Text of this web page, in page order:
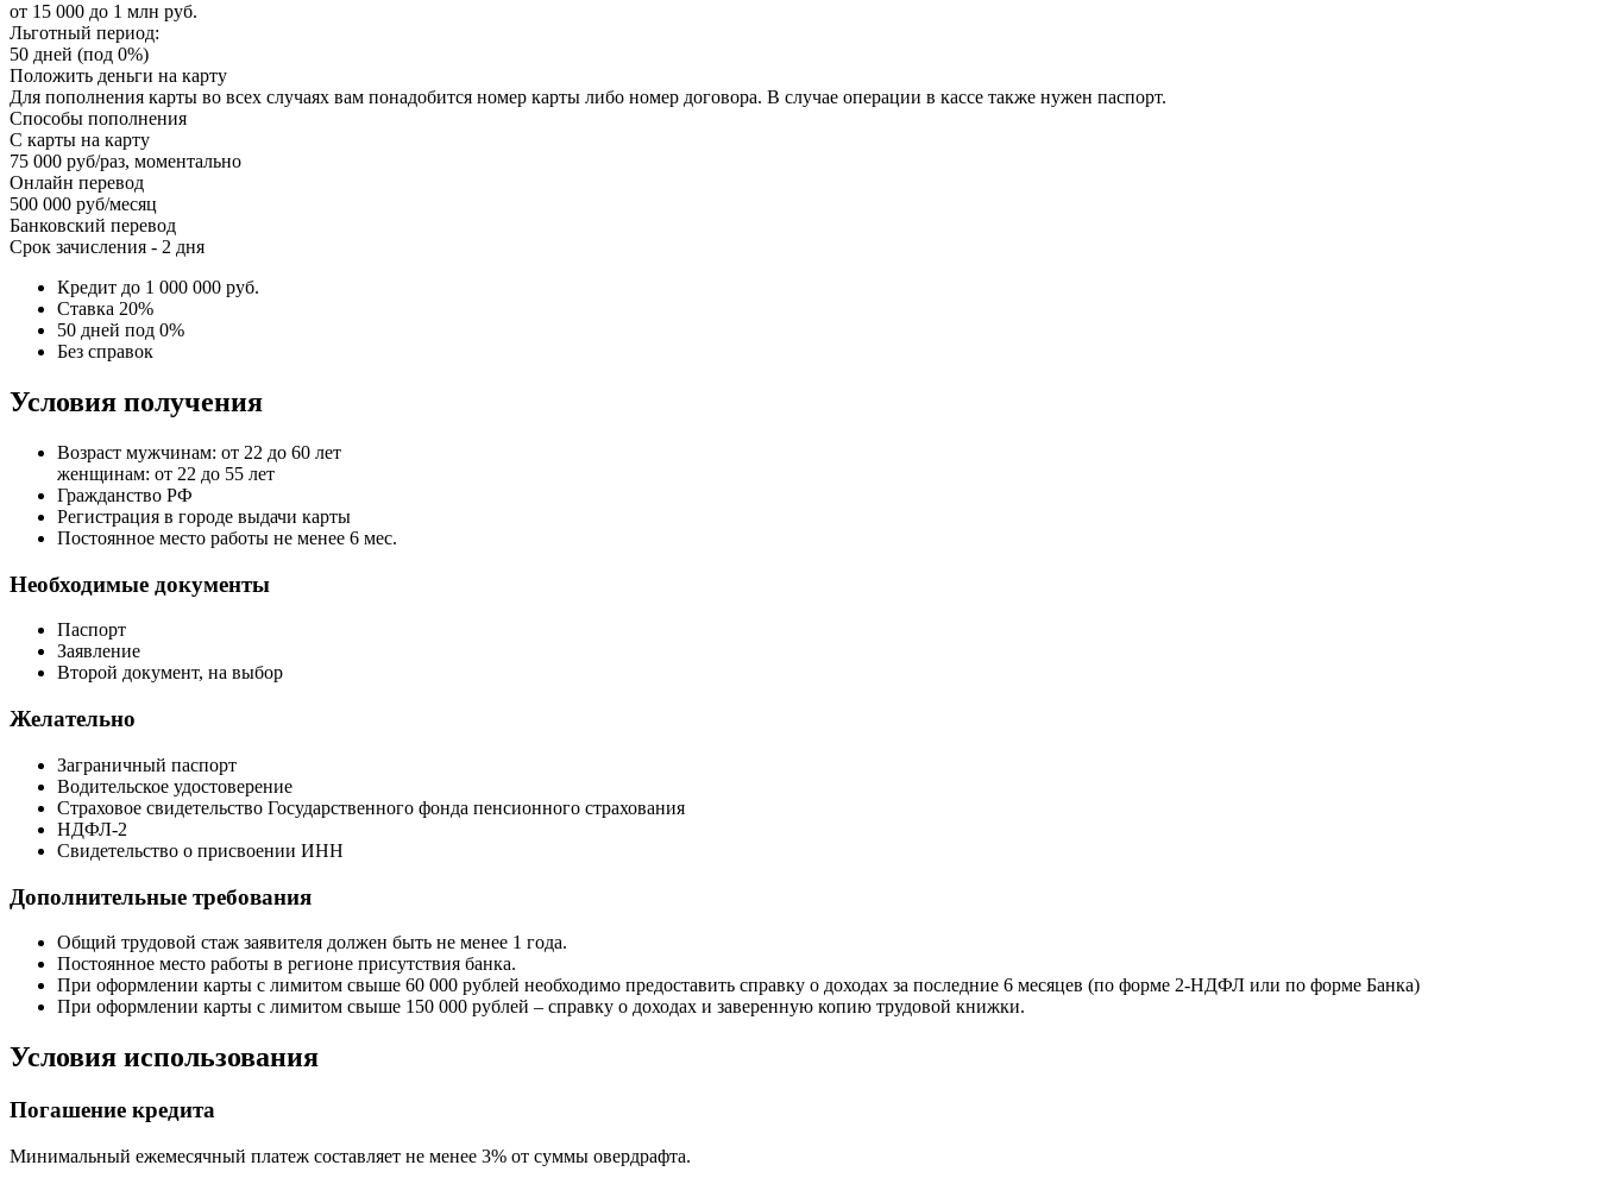
от 15 000 до 1 млн руб.
Льготный период:
50 дней (под 0%)
Положить деньги на карту
Для пополнения карты во всех случаях вам понадобится номер карты либо номер договора. В случае операции в кассе также нужен паспорт.
Способы пополнения
С карты на карту
75 000 руб/раз, моментально
Онлайн перевод
500 000 руб/месяц
Банковский перевод
Срок зачисления - 2 дня
Кредит до 1 000 000 руб.
Ставка 20%
50 дней под 0%
Без справок
Условия получения
Возраст мужчинам: от 22 до 60 лет
женщинам: от 22 до 55 лет
Гражданство РФ
Регистрация в городе выдачи карты
Постоянное место работы не менее 6 мес.
Необходимые документы
Паспорт
Заявление
Второй документ, на выбор
Желательно
Заграничный паспорт
Водительское удостоверение
Страховое свидетельство Государственного фонда пенсионного страхования
НДФЛ-2
Свидетельство о присвоении ИНН
Дополнительные требования
Общий трудовой стаж заявителя должен быть не менее 1 года.
Постоянное место работы в регионе присутствия банка.
При оформлении карты с лимитом свыше 60 000 рублей необходимо предоставить справку о доходах за последние 6 месяцев (по форме 2-НДФЛ или по форме Банка)
При оформлении карты с лимитом свыше 150 000 рублей – справку о доходах и заверенную копию трудовой книжки.
Условия использования
Погашение кредита
Минимальный ежемесячный платеж составляет не менее 3% от суммы овердрафта.